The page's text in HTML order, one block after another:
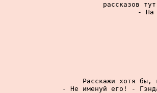
рассказов
- На
Расскажи хотя бы,
- Не именуй его! -